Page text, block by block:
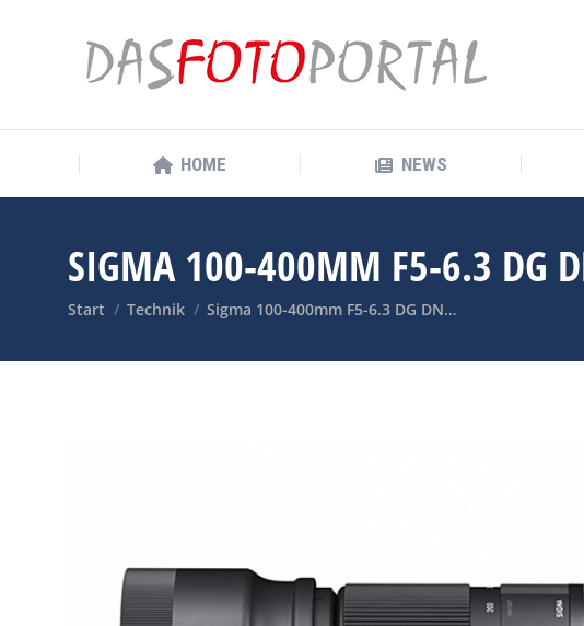
HOME NEWS
SIGMA 100-400MM F5-6.3 DG
Sie befinden sich hier:
Start Technik Sigma 100-400mm F5-6.3 DG DN…
HOME NEWS